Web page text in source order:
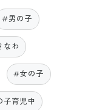
#男の子
なわ
#女の子
子育児中